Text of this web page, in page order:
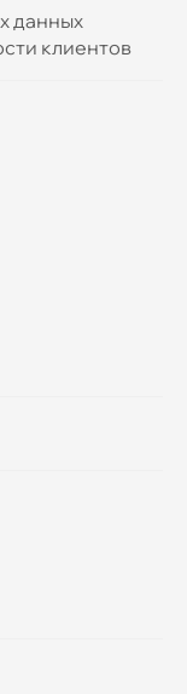
данных
клиентов